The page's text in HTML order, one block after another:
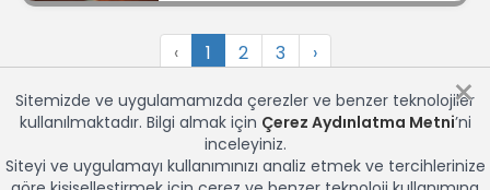
‹ 1 2 3 ›
×
Sitemizde ve uygulamamızda çerezler ve benzer teknolojiler
kullanılmaktadır. Bilgi almak için Çerez Aydınlatma Metni’ni
inceleyiniz.
Siteyi ve uygulamayı kullanımınızı analiz etmek ve tercihlerinize